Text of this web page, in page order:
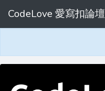
CodeLove 愛寫扣論壇